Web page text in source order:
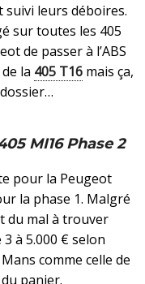
leurs déboires.
sur toutes les 405
de passer à l’ABS
la 405 T16 mais ça,
MI16 Phase 2
pour la Peugeot
la phase 1. Malgré
du mal à trouver
à 5.000 € selon
comme celle de
panier.